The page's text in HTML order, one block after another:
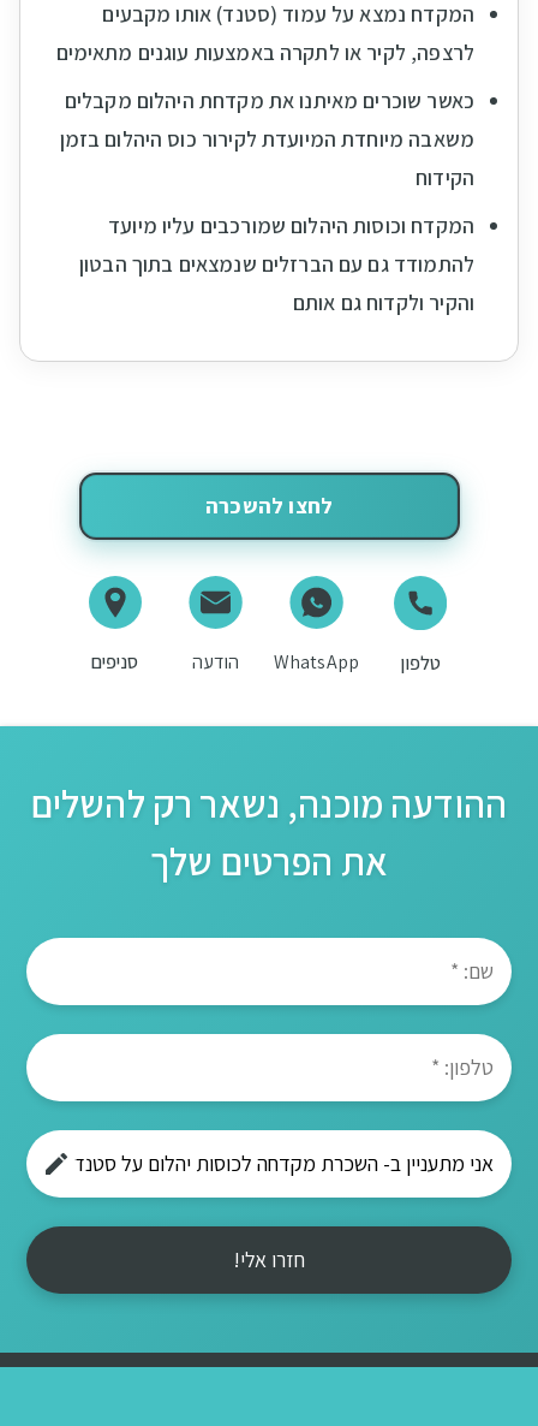
המקדח נמצא על עמוד (סטנד) אותו מקבעים
לרצפה, לקיר או לתקרה באמצעות עוגנים מתאימים
כאשר שוכרים מאיתנו את מקדחת היהלום מקבלים
משאבה מיוחדת המיועדת לקירור כוס היהלום בזמן
הקידוח
המקדח וכוסות היהלום שמורכבים עליו מיועד
להתמודד גם עם הברזלים שנמצאים בתוך הבטון
והקיר ולקדוח גם אותם
לחצו להשכרה
טלפון WhatsApp הודעה סניפים
ההודעה מוכנה, נשאר רק להשלים
את הפרטים שלך
חזרו אלי!